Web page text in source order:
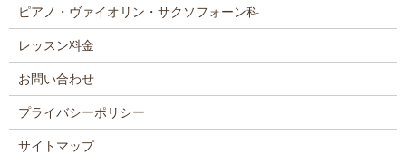
ピアノ・ヴァイオリン・サクソフォーン科
レッスン料金
お問い合わせ
プライバシーポリシー
サイトマップ